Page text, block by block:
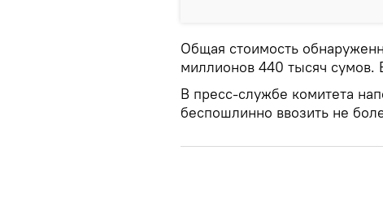
Общая стоимость
миллионов 440 тысяч сумов.
В пресс-службе комитета
беспошлинно ввозить не